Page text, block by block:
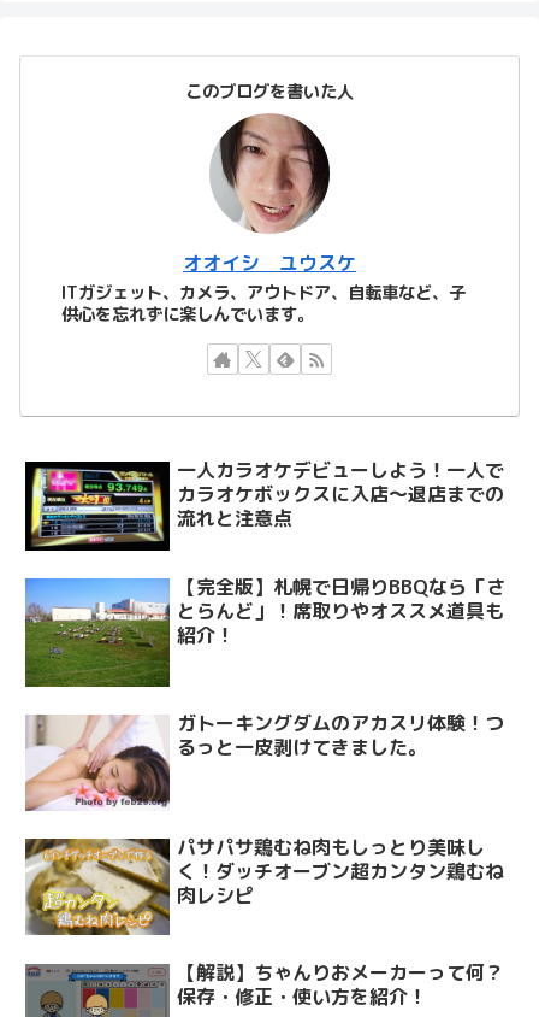
このブログを書いた人
オオイシ ユウスケ
ITガジェット、カメラ、アウトドア、自転車など、子
供心を忘れずに楽しんでいます。
一人カラオケデビューしよう！一人で
カラオケボックスに入店～退店までの
流れと注意点
【完全版】札幌で日帰りBBQなら「さ
とらんど」！席取りやオススメ道具も
紹介！
ガトーキングダムのアカスリ体験！つ
るっと一皮剥けてきました。
パサパサ鶏むね肉もしっとり美味し
く！ダッチオーブン超カンタン鶏むね
肉レシピ
【解説】ちゃんりおメーカーって何？
保存・修正・使い方を紹介！